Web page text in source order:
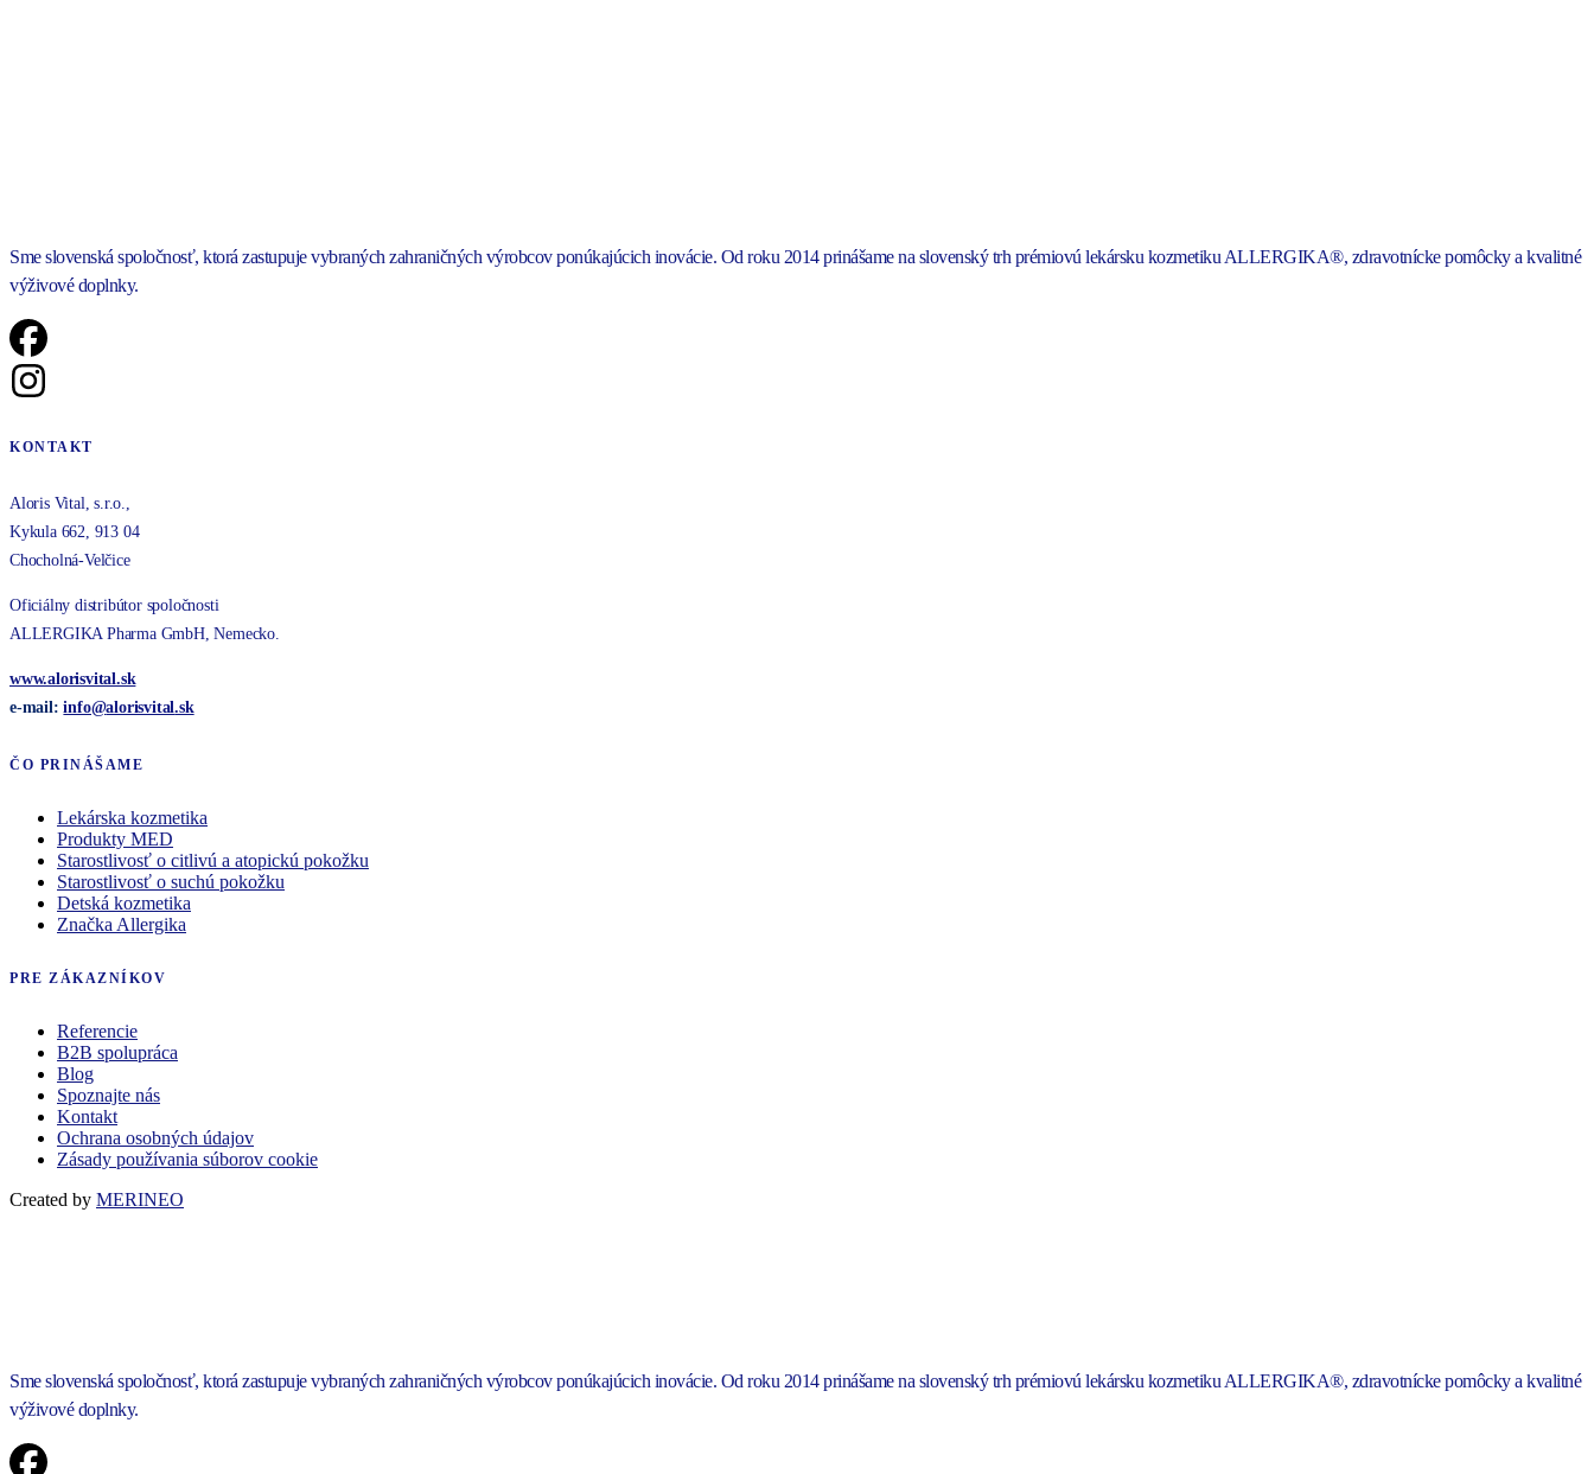
Sme slovenská spoločnosť, ktorá zastupuje vybraných zahraničných výrobcov ponúkajúcich inovácie. Od roku 2014 prinášame na slovenský trh prémiovú lekársku kozmetiku ALLERGIKA®, zdravotnícke pomôcky a kvalitné
výživové doplnky.
KONTAKT
Aloris Vital, s.r.o.,
Kykula 662, 913 04
Chocholná-Velčice
Oficiálny distribútor spoločnosti
ALLERGIKA Pharma GmbH, Nemecko.
www.alorisvital.sk
e-mail:info@alorisvital.sk
ČO PRINÁŠAME
Lekárska kozmetika
Produkty MED
Starostlivosť o citlivú a atopickú pokožku
Starostlivosť o suchú pokožku
Detská kozmetika
Značka Allergika
PRE ZÁKAZNÍKOV
Referencie
B2B spolupráca
Blog
Spoznajte nás
Kontakt
Ochrana osobných údajov
Zásady používania súborov cookie
Created by MERINEO
Sme slovenská spoločnosť, ktorá zastupuje vybraných zahraničných výrobcov ponúkajúcich inovácie. Od roku 2014 prinášame na slovenský trh prémiovú lekársku kozmetiku ALLERGIKA®, zdravotnícke pomôcky a kvalitné
výživové doplnky.